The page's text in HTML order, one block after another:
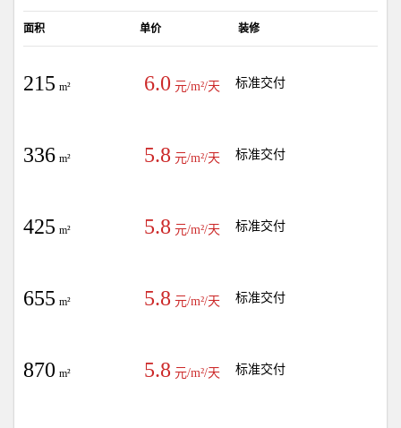
面积 单价 装修
215 m² 6.0 元/m²/天 标准交付
336 m² 5.8 元/m²/天 标准交付
425 m² 5.8 元/m²/天 标准交付
655 m² 5.8 元/m²/天 标准交付
870 m² 5.8 元/m²/天 标准交付